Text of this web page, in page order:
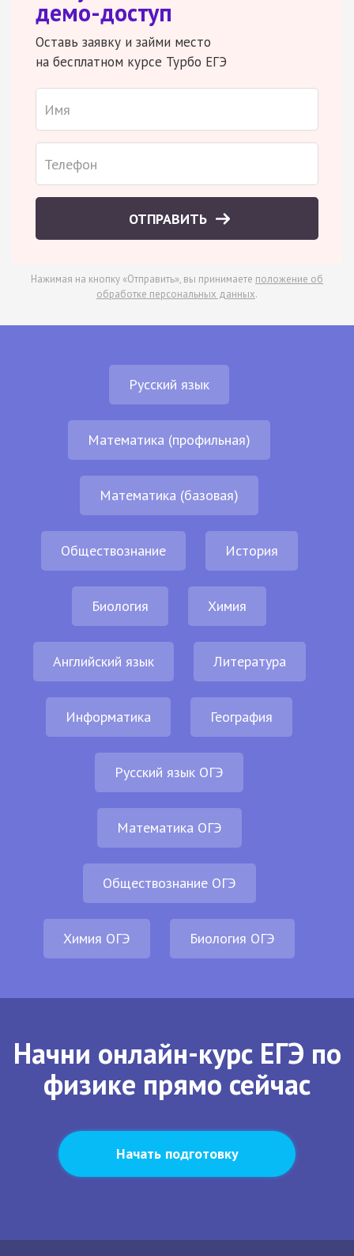
демо-доступ
Оставь заявку и займи место
на бесплатном курсе Турбо ЕГЭ
ОТПРАВИТЬ
Нажимая на кнопку «Отправить», вы принимаете положение об
обработке персональных данных.
Русский язык
Математика (профильная)
Математика (базовая)
Обществознание История
Биология Химия
Английский язык Литература
Информатика География
Русский язык ОГЭ
Математика ОГЭ
Обществознание ОГЭ
Химия ОГЭ Биология ОГЭ
Начни онлайн-курс ЕГЭ по
физике прямо сейчас
Начать подготовку